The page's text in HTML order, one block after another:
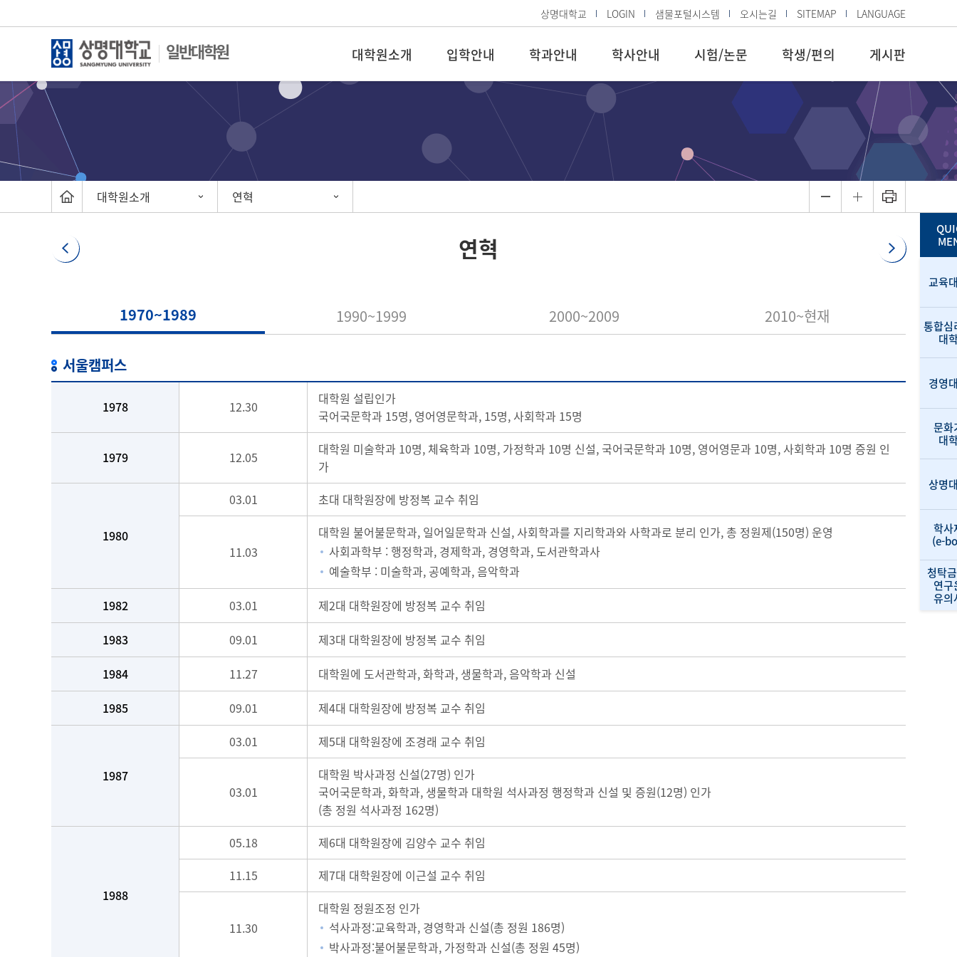
상명대학교 LOGIN 샘물포털시스템 오시는길 SITEMAP LANGUAGE
일반대학원 대학원소개 입학안내 학과안내 학사안내 시험/논문 학생/편의 게시판
교육
통합심
대
경영
문화
대
상명
학사
(e-
청탁
연구
유의
대학원소개 연혁
연혁
1970~1989 1990~1999 2000~2009 2010~현재
서울캠퍼스
1978 12.30
대학원 설립인가
국어국문학과 15명, 영어영문학과, 15명, 사회학과 15명
1979 12.05
대학원 미술학과 10명, 체육학과 10명, 가정학과 10명 신설, 국어국문학과 10명, 영어영문과 10명, 사회학과 10명 증원 인
가
1980
03.01 초대 대학원장에 방정복 교수 취임
11.03
대학원 불어불문학과, 일어일문학과 신설, 사회학과를 지리학과와 사학과로 분리 인가, 총 정원제(150명) 운영
사회과학부 : 행정학과, 경제학과, 경영학과, 도서관학과사
예술학부 : 미술학과, 공예학과, 음악학과
1982
03.01
제2대 대학원장에 방정복 교수 취임
1983
09.01
제3대 대학원장에 방정복 교수 취임
1984
11.27
대학원에 도서관학과, 화학과, 생물학과, 음악학과 신설
1985
09.01 제4대 대학원장에 방정복 교수 취임
1987
03.01 제5대 대학원장에 조경래 교수 취임
03.01
대학원 박사과정 신설(27명) 인가
국어국문학과, 화학과, 생물학과 대학원 석사과정 행정학과 신설 및 증원(12명) 인가
(총 정원 석사과정 162명)
1988
05.18
제6대 대학원장에 김양수 교수 취임
11.15
제7대 대학원장에 이근설 교수 취임
11.30
대학원 정원조정 인가
석사과정:교육학과, 경영학과 신설(총 정원 186명)
박사과정:불어불문학과, 가정학과 신설(총 정원 45명)